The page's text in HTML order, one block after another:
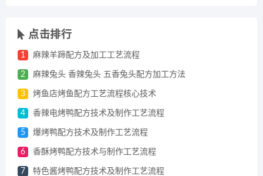
点击排行
1 麻辣羊蹄配方及加工工艺流程
2 麻辣兔头 香辣兔头 五香兔头配方加工方法
3 烤鱼店烤鱼配方工艺流程核心技术
4 香辣电烤鸭配方技术及制作工艺流程
5 爆烤鸭配方技术及制作工艺流程
6 香酥烤鸭配方技术与制作工艺流程
7 特色酱烤鸭配方技术及制作工艺流程